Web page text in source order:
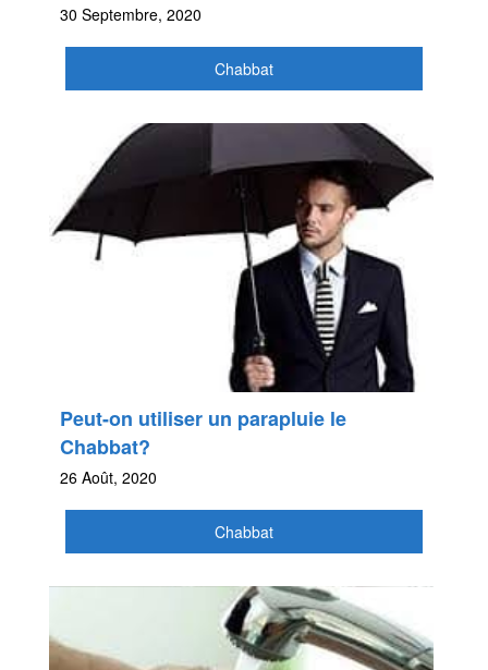
30 Septembre, 2020
Chabbat
Peut-on utiliser un parapluie le
Chabbat?
26 Août, 2020
Chabbat